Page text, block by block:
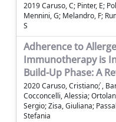
2019 Caruso, C; Pinter, E;
Mennini, G; Melandro, F;
S
Adherence to
Immunotherapy is
Build-Up Phase: A
2020 Caruso, Cristiano; ́,
Cocconcelli, Alessia;
Sergio; Zisa, Giuliana;
Stefania